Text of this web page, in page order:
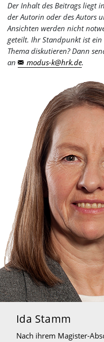
Der Inhalt des Beitrags liegt
der Autorin oder des Autors
Ansichten werden nicht
geteilt. Ihr Standpunkt ist
Thema diskutieren? Dann
an
modus-k@hrk.de.
Über den Autor
Ida Stamm
Nach ihrem Magister-